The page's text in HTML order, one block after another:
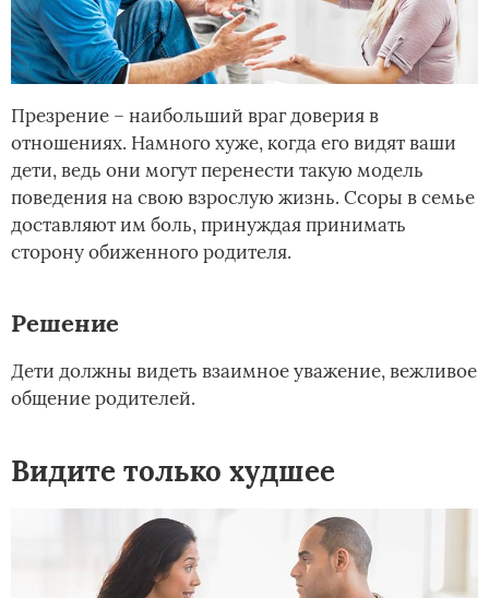
Презрение – наибольший враг доверия в
отношениях. Намного хуже, когда его видят ваши
дети, ведь они могут перенести такую модель
поведения на свою взрослую жизнь. Ссоры в семье
доставляют им боль, принуждая принимать
сторону обиженного родителя.
Решение
Дети должны видеть взаимное уважение, вежливое
общение родителей.
Видите только худшее